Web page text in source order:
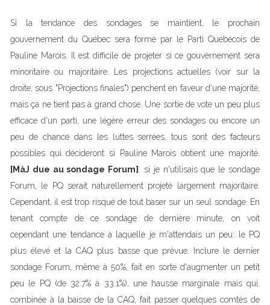
Si la tendance des sondages se maintient, le prochain
gouvernement du Québec sera formé par le Parti Québécois de
Pauline Marois. Il est difficile de projeter si ce gouvernement sera
minoritaire ou majoritaire. Les projections actuelles (voir sur la
droite, sous "Projections finales") penchent en faveur d'une majorité,
mais ça ne tient pas à grand chose. Une sortie de vote un peu plus
efficace d'un parti, une légère erreur des sondages ou encore un
peu de chance dans les luttes serrées, tous sont des facteurs
possibles qui décideront si Pauline Marois obtient une majorité.
[MàJ due au sondage Forum] : si je n'utilisais que le sondage
Forum, le PQ serait naturellement projeté largement majoritaire.
Cependant, il est trop risqué de tout baser sur un seul sondage. En
tenant compte de ce sondage de dernière minute, on voit
cependant une tendance à laquelle je m'attendais un peu: le PQ
plus élevé et la CAQ plus basse que prévue. Inclure le dernier
sondage Forum, même à 50%, fait en sorte d'augmenter un petit
peu le PQ (de 32.7% à 33.1%), une hausse marginale mais qui,
combinée à la baisse de la CAQ, fait passer quelques comtés de